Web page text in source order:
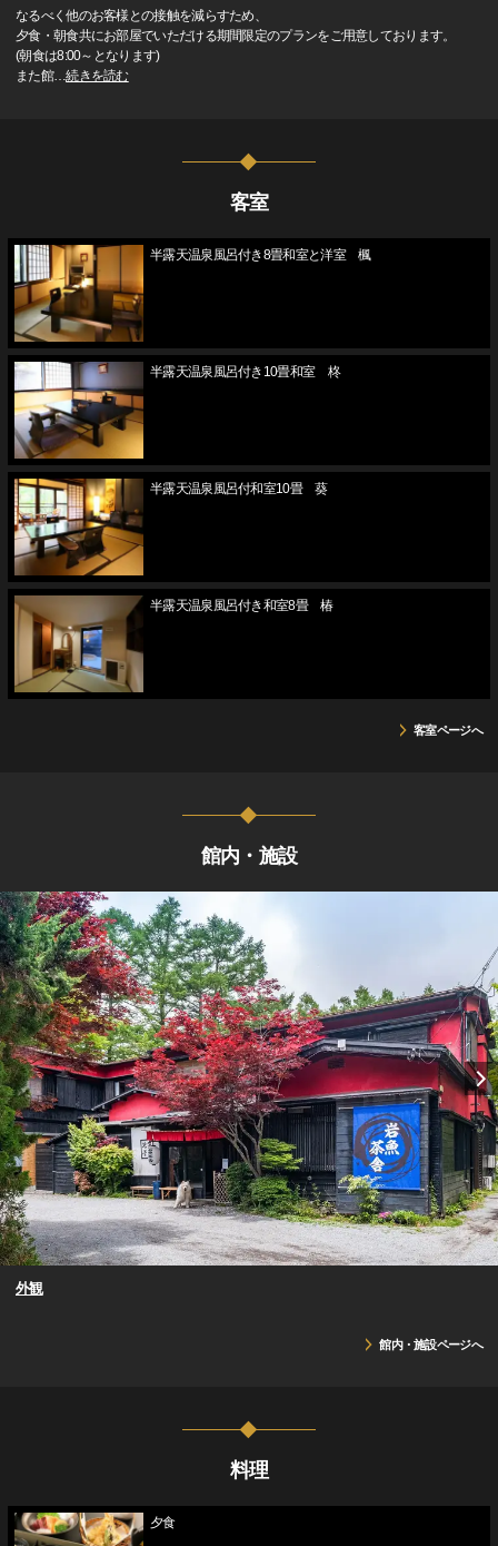
なるべく他のお客様との接触を減らすため、
夕食・朝食共にお部屋でいただける期間限定のプランをご用意しております。
(朝食は8:00～となります)
また館…続きを読む
客室
半露天温泉風呂付き8畳和室と洋室 楓
半露天温泉風呂付き10畳和室 柊
半露天温泉風呂付和室10畳 葵
半露天温泉風呂付き和室8畳 椿
客室ページへ
館内・施設
外観
館内・施設ページへ
料理
夕食